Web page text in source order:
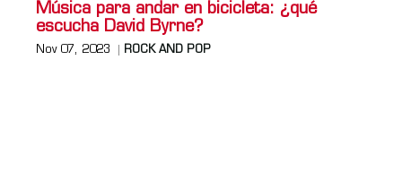
Música para andar en bicicleta: ¿qué
escucha David Byrne?
Nov 07, 2023 ROCK AND POP